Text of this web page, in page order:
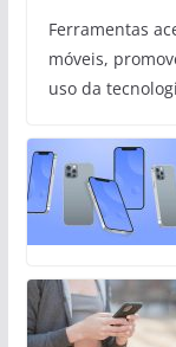
Ferramentas
móveis,
uso da